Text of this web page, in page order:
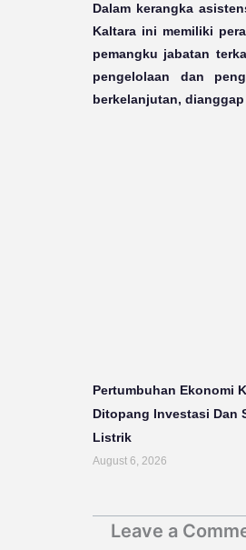
Dalam kerangka
Kaltara ini memiliki
pemangku jabatan
pengelolaan dan
berkelanjutan,
Pertumbuhan Ekonomi
Ditopang Investasi Dan
Listrik
August 6, 2026
Leave a